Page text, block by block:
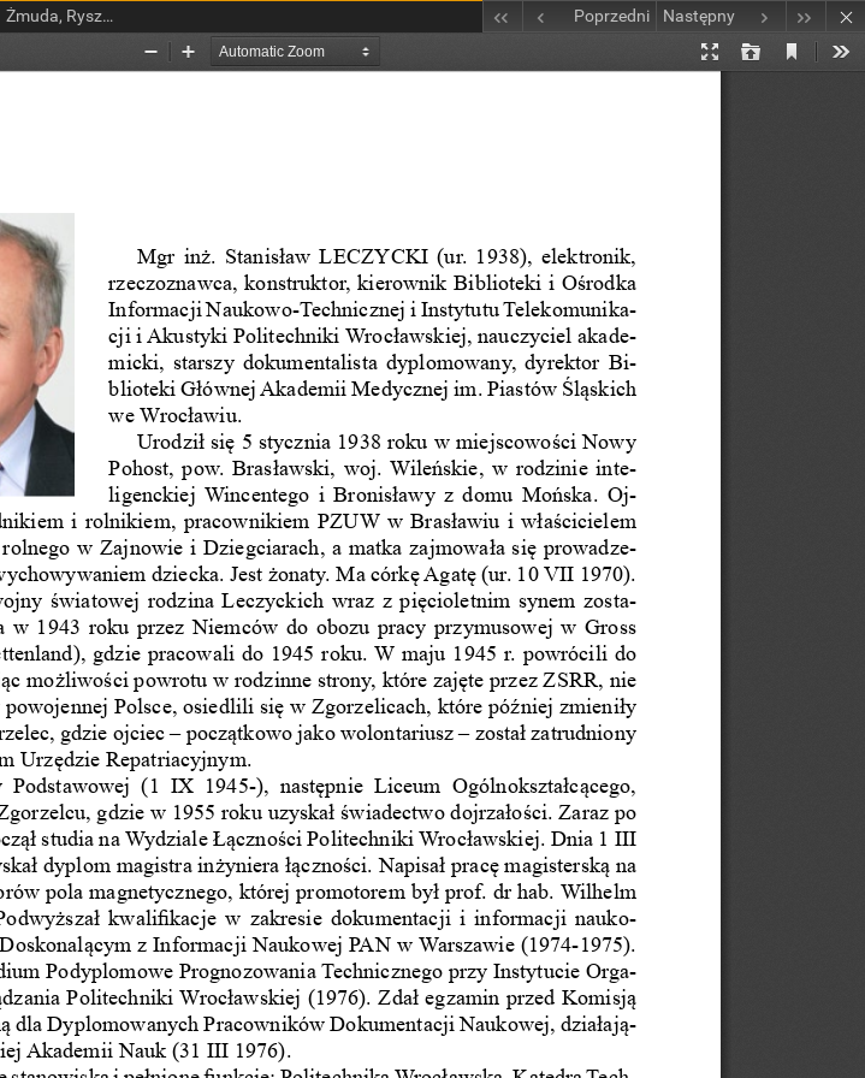
Żmuda, Ryszard Poprzedni Następny